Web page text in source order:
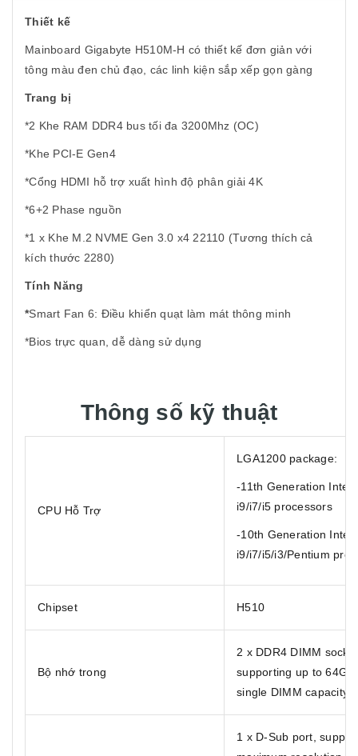
Thiết kế
Mainboard Gigabyte H510M-H có thiết kế đơn giản với
tông màu đen chủ đạo, các linh kiện sắp xếp gọn gàng
Trang bị
*2 Khe RAM DDR4 bus tối đa 3200Mhz (OC)
*Khe PCI-E Gen4
*Cổng HDMI hỗ trợ xuất hình độ phân giải 4K
*6+2 Phase nguồn
*1 x Khe M.2 NVME Gen 3.0 x4 22110 (Tương thích cả
kích thước 2280)
Tính Năng
*Smart Fan 6: Điều khiển quạt làm mát thông minh
*Bios trực quan, dễ dàng sử dụng
Thông số kỹ thuật
CPU Hỗ Trợ
LGA1200 package:
-11th Generation Intel
i9/i7/i5 processors
-10th Generation Intel
i9/i7/i5/i3/Pentium
Chipset H510
Bộ nhớ trong
2 x DDR4 DIMM
supporting up to 64GB
single DIMM capacity)
1 x D-Sub port,